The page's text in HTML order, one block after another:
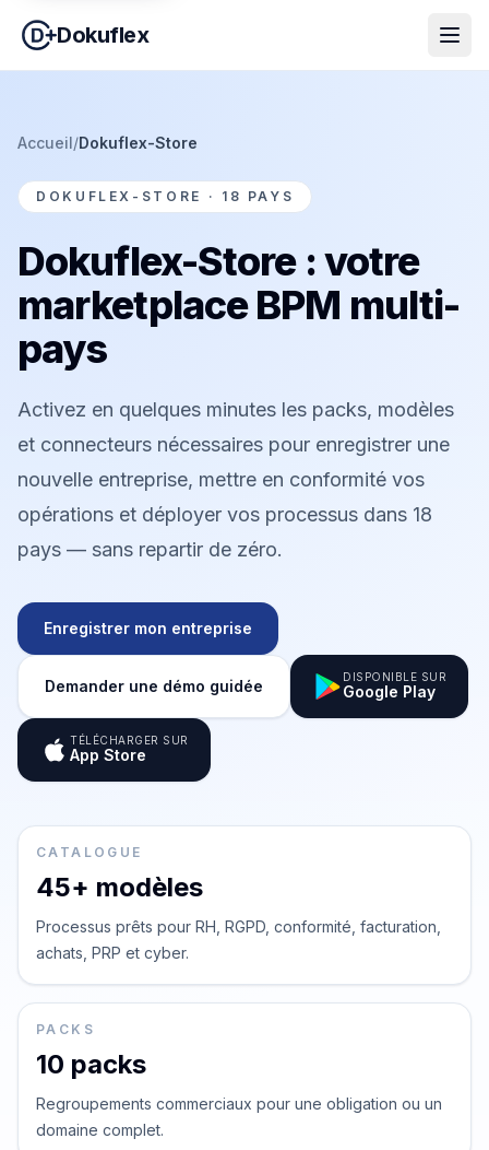
Dokuflex
Accueil/Dokuflex-Store
DOKUFLEX-STORE · 18 PAYS
Dokuflex-Store : votre
marketplace BPM multi-
pays
Activez en quelques minutes les packs, modèles
et connecteurs nécessaires pour enregistrer une
nouvelle entreprise, mettre en conformité vos
opérations et déployer vos processus dans 18
pays — sans repartir de zéro.
Enregistrer mon entreprise
Demander une démo guidée DISPONIBLE SUR
Google Play
TÉLÉCHARGER SUR
App Store
CATALOGUE
45+ modèles
Processus prêts pour RH, RGPD, conformité, facturation,
achats, PRP et cyber.
PACKS
10 packs
Regroupements commerciaux pour une obligation ou un
domaine complet.